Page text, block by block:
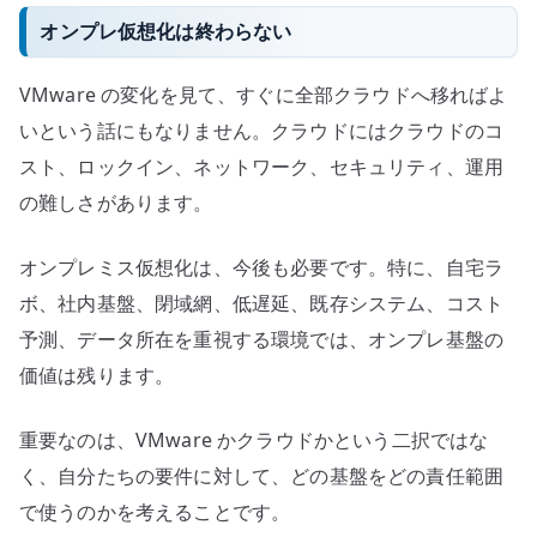
オンプレ仮想化は終わらない
VMware の変化を見て、すぐに全部クラウドへ移ればよ
いという話にもなりません。クラウドにはクラウドのコ
スト、ロックイン、ネットワーク、セキュリティ、運用
の難しさがあります。
オンプレミス仮想化は、今後も必要です。特に、自宅ラ
ボ、社内基盤、閉域網、低遅延、既存システム、コスト
予測、データ所在を重視する環境では、オンプレ基盤の
価値は残ります。
重要なのは、VMware かクラウドかという二択ではな
く、自分たちの要件に対して、どの基盤をどの責任範囲
で使うのかを考えることです。